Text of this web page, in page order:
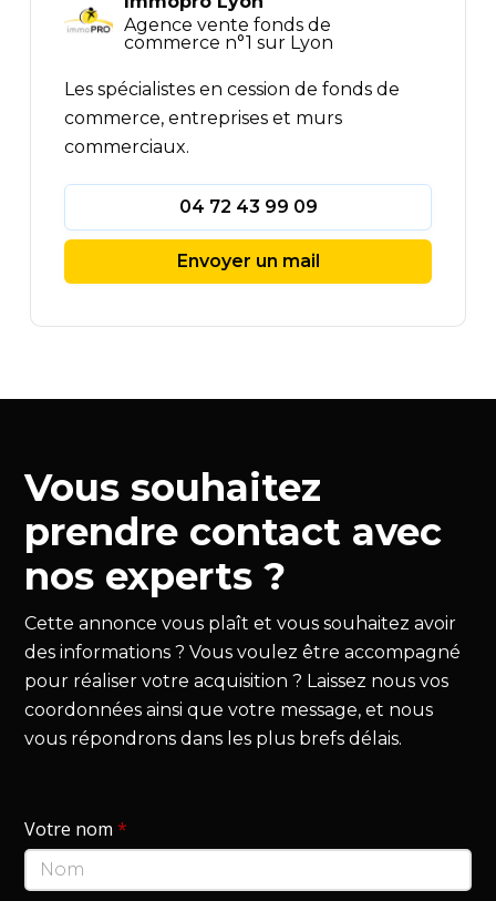
Agence vente fonds de
commerce n°1 sur Lyon
Les spécialistes en cession de fonds de
commerce, entreprises et murs
commerciaux.
04 72 43 99 09
Envoyer un mail
Vous souhaitez
prendre contact avec
nos experts ?
Cette annonce vous plaît et vous souhaitez avoir
des informations ? Vous voulez être accompagné
pour réaliser votre acquisition ? Laissez nous vos
coordonnées ainsi que votre message, et nous
vous répondrons dans les plus brefs délais.
Votre nom*